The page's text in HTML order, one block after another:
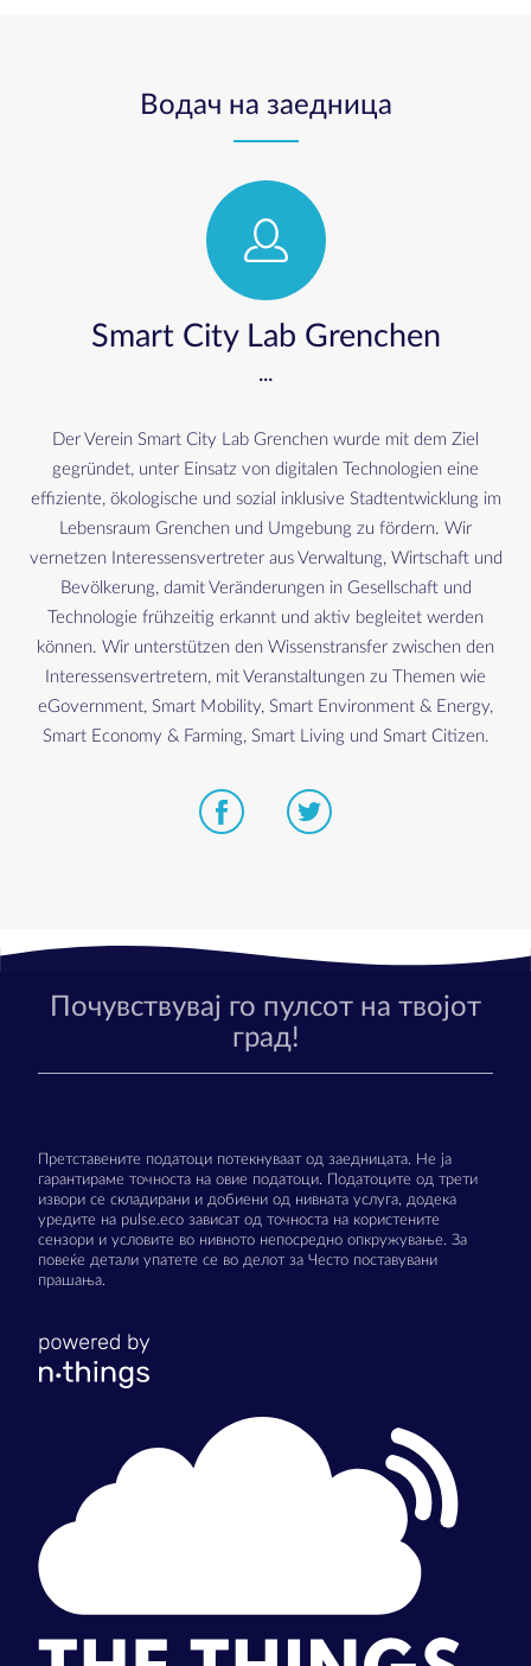
Водач на заедница
Smart City Lab Grenchen
...
Der Verein Smart City Lab Grenchen wurde mit dem Ziel
gegründet, unter Einsatz von digitalen Technologien eine
effiziente, ökologische und sozial inklusive Stadtentwicklung im
Lebensraum Grenchen und Umgebung zu fördern. Wir
vernetzen Interessensvertreter aus Verwaltung, Wirtschaft und
Bevölkerung, damit Veränderungen in Gesellschaft und
Technologie frühzeitig erkannt und aktiv begleitet werden
können. Wir unterstützen den Wissenstransfer zwischen den
Interessensvertretern, mit Veranstaltungen zu Themen wie
eGovernment, Smart Mobility, Smart Environment & Energy,
Smart Economy & Farming, Smart Living und Smart Citizen.
Почувствувај го пулсот на твојот
град!
Претставените податоци потекнуваат од заедницата. Не ја
гарантираме точноста на овие податоци. Податоците од трети
извори се складирани и добиени од нивната услуга, додека
уредите на pulse.eco зависат од точноста на користените
сензори и условите во нивното непосредно опкружување. За
повеќе детали упатете се во делот за Често поставувани
прашања.